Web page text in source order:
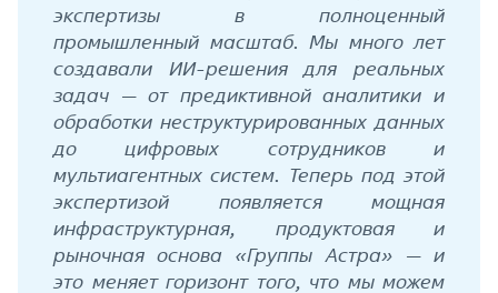
экспертизы в полноценный
промышленный масштаб. Мы много лет
создавали ИИ-решения для реальных
задач — от предиктивной аналитики и
обработки неструктурированных данных
до цифровых сотрудников и
мультиагентных систем. Теперь под этой
экспертизой появляется мощная
инфраструктурная, продуктовая и
рыночная основа «Группы Астра» — и
это меняет горизонт того, что мы можем